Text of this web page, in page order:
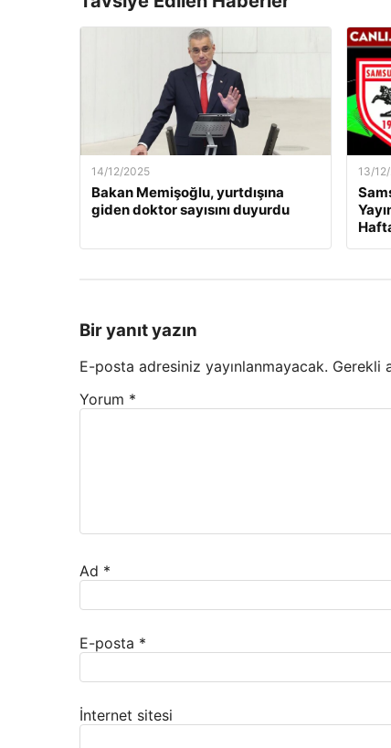
14/12/2025
Bakan Memişoğlu, yurtdışına
giden doktor sayısını duyurdu
13/
Bir yanıt yazın
E-posta adresiniz yayınlanmayacak. Gerekli
Yorum *
Ad *
E-posta *
İnternet sitesi